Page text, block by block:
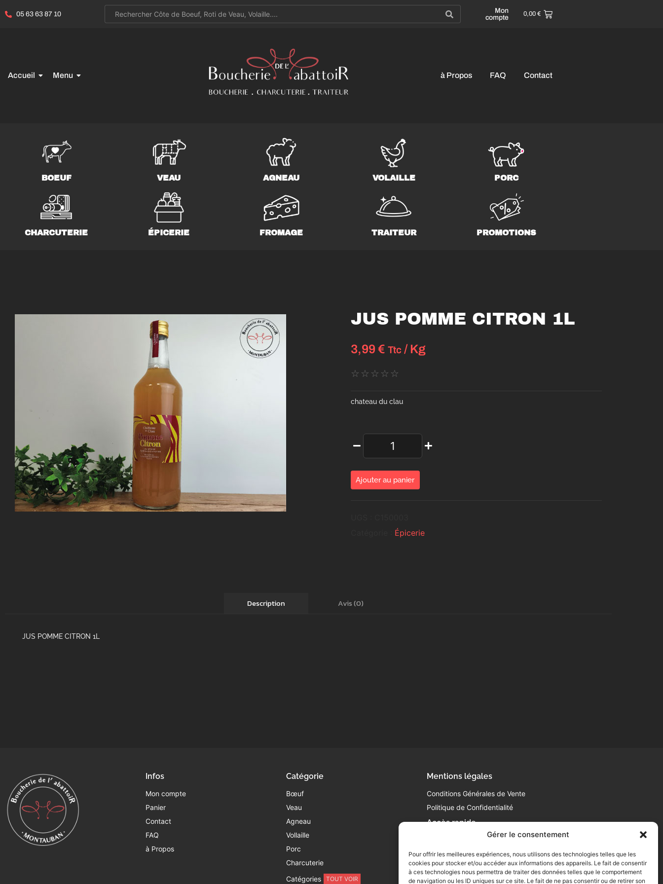
Gérer le consentement
Pour offrir les meilleures expériences, nous utilisons des technologies telles que les
cookies pour stocker et/ou accéder aux informations des appareils. Le fait de consentir
à ces technologies nous permettra de traiter des données telles que le comportement
de navigation ou les ID uniques sur ce site. Le fait de ne pas consentir ou de retirer son
05 63 63 87 10
Mon
compte
0,00 €
Accueil Menu à Propos FAQ Contact
BOEUF VEAU AGNEAU VOLAILLE PORC
CHARCUTERIE ÉPICERIE FROMAGE TRAITEUR PROMOTIONS
JUS POMME CITRON 1L
3,99 € Ttc / Kg
☆ ☆ ☆ ☆ ☆
chateau du clau
Ajouter au panier
Épicerie
Description Avis (0)
JUS POMME CITRON 1L
Infos
Mon compte
Panier
Contact
FAQ
à Propos
Catégorie
Bœuf
Veau
Agneau
Vollaille
Porc
Charcuterie
Catégories
TOUT VOIR
Mentions légales
Conditions Générales de Vente
Politique de Confidentialité
Accès rapide
450 Av. de Gasseras
82000 Montauban